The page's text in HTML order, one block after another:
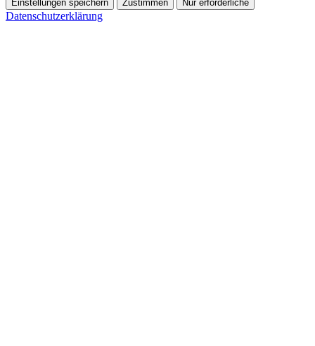
Einstellungen speichern Zustimmen Nur erforderliche
Datenschutzerklärung